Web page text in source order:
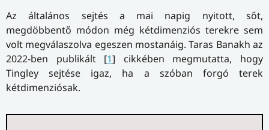
Az általános sejtés a mai napig nyitott, sőt,
megdöbbentő módon még kétdimenziós terekre sem
volt megválaszolva egeszen mostanáig. Taras Banakh az
2022-ben publikált [1] cikkében megmutatta, hogy
Tingley sejtése igaz, ha a szóban forgó terek
kétdimenziósak.